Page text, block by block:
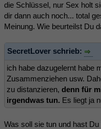
die Schlüssel, nur Sex holt
dir dann auch noch... total
Meinung. Wie beurteilst Du
SecretLover schrieb:
ich habe dazugelernt habe
Zusammenziehen usw.
zu distanzieren, denn für
irgendwas tun. Es liegt ja
Was soll sie tun und hast